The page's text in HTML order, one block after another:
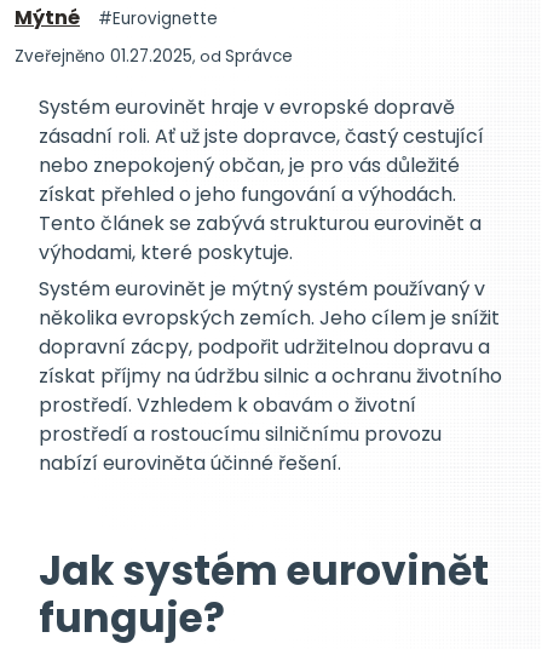
Mýtné
Eurovignette
Zveřejněno 01.27.2025, od Správce
Systém eurovinět hraje v evropské dopravě
zásadní roli. Ať už jste dopravce, častý cestující
nebo znepokojený občan, je pro vás důležité
získat přehled o jeho fungování a výhodách.
Tento článek se zabývá strukturou eurovinět a
výhodami, které poskytuje.
Systém eurovinět je mýtný systém používaný v
několika evropských zemích. Jeho cílem je snížit
dopravní zácpy, podpořit udržitelnou dopravu a
získat příjmy na údržbu silnic a ochranu životního
prostředí. Vzhledem k obavám o životní
prostředí a rostoucímu silničnímu provozu
nabízí euroviněta účinné řešení.
Jak systém eurovinět
funguje?